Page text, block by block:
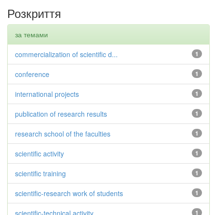
Розкриття
за темами
1
commercialization of scientific d...
1
conference
1
international projects
1
publication of research results
1
research school of the faculties
1
scientific activity
1
scientific training
1
scientific-research work of students
1
scientific-technical activity